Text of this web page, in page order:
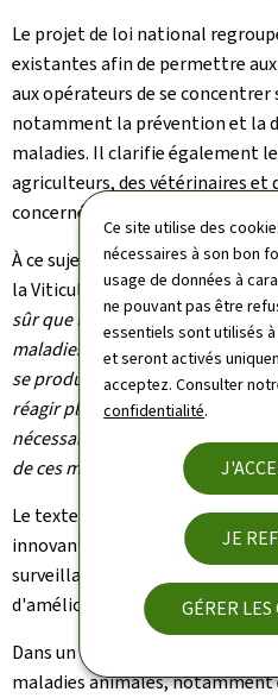
Ce site utilise des
nécessaires à son bon
usage de données à
ne pouvant pas être
essentiels sont utilisés
et seront activés
acceptez. Consulter
confidentialité.
JE
GÉRER
Le projet de loi national
existantes afin de permettre
aux opérateurs de se
notamment la prévention et la
maladies. Il clarifie également
agriculteurs, des vétérinaires et
concernés.
À ce sujet, la ministre de
la Viticulture, Martine Hansen, a
sûr que le Luxembourg
maladies animales
se produire, ce nouveau cadre
réagir plus rapidement, de
nécessaires et de lutter plus
de ces maladies."
Le texte prévoit en outre un
innovantes, telles que
surveillance renforcée des
d'améliorer l'efficacité des
Dans un contexte marqué par
maladies animales, notamment